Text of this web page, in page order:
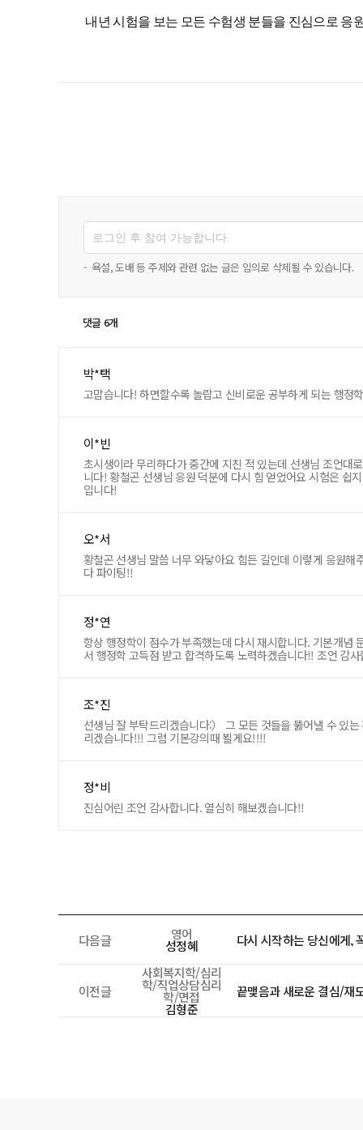
내년 시험을 보는 모든 수험생 분들을 진심으로 응
- 욕설, 도배 등 주제와 관련 없는 글은 임의로 삭제될 수 있습니다.
댓글 6개
박*택
고맙습니다! 하면할수록 놀랍고 신비로운 공부하게 되는 행정
이*빈
초시생이라 무리하다가 중간에 지친 적 있는데 선생님 조언대
니다! 황철곤 선생님 응원 덕분에 다시 힘 얻었어요 시험은 쉽
입니다!
오*서
황철곤 선생님 말씀 너무 와닿아요 힘든 길인데 이렇게 응원
다 파이팅!!
정*연
항상 행정학이 점수가 부족했는데 다시 재시합니다. 기본개념
서 행정학 고득점 받고 합격하도록 노력하겠습니다!! 조언 감사
조*진
선생님 잘 부탁드리겠습니다:） 그 모든 것들을 뚫어낼 수 있
리겠습니다!!! 그럼 기본강의때 뵐게요!!!!
정*비
진심어린 조언 감사합니다. 열심히 해보겠습니다!!
다음글 영어
성정혜 다시 시작하는 당신에게,
이전글
사회복지학/심리
학/직업상담심리
학/면접
김형준
끝맺음과 새로운 결심/재